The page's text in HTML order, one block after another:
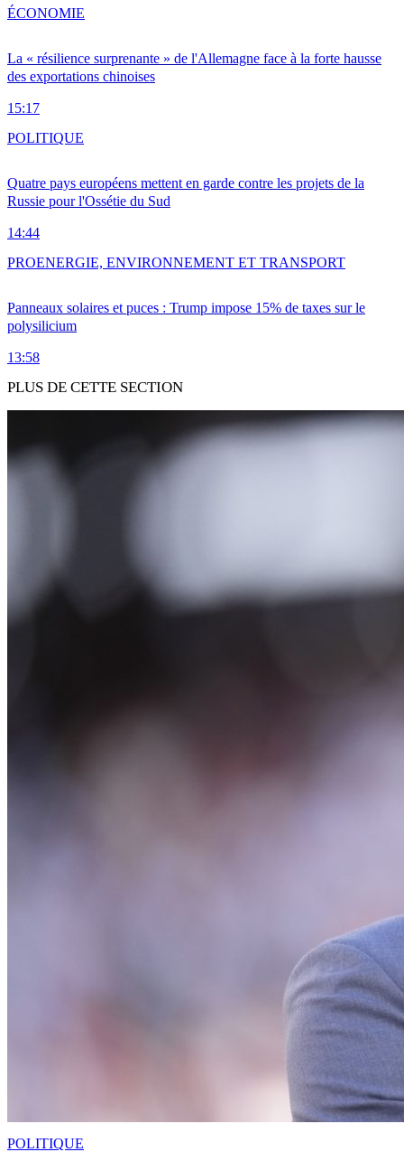
La « résilience surprenante » de l'Allemagne face à la forte hausse
des exportations chinoises
15:17
ÉCONOMIE
Quatre pays européens mettent en garde contre les projets de la
Russie pour l'Ossétie du Sud
14:44
POLITIQUE
Panneaux solaires et puces : Trump impose 15% de taxes sur le
polysilicium
13:58
PROENERGIE, ENVIRONNEMENT ET TRANSPORT
PLUS DE CETTE SECTION
POLITIQUE